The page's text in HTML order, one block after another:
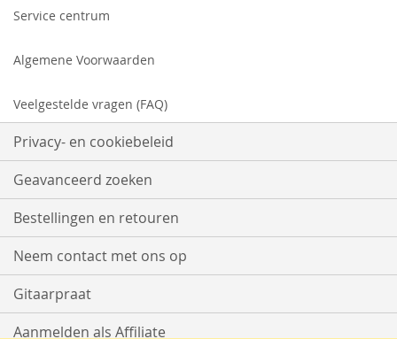
Service centrum
Algemene Voorwaarden
Veelgestelde vragen (FAQ)
Privacy- en cookiebeleid
Geavanceerd zoeken
Bestellingen en retouren
Neem contact met ons op
Gitaarpraat
Aanmelden als Affiliate